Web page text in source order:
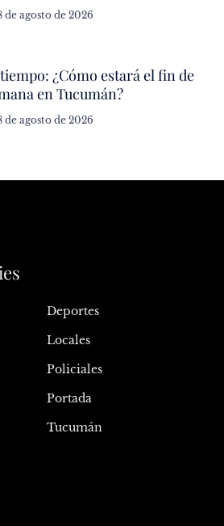
de agosto de 2026
¿Cómo estará el fin de
en Tucumán?
de agosto de 2026
Deportes
Locales
Policiales
Portada
Tucumán